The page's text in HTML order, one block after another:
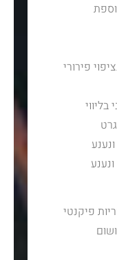
פירורי
פיקנטי